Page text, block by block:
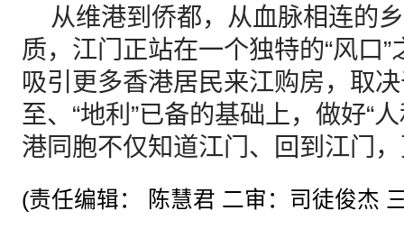
从维港到侨都，从血脉相连的
质，江门正站在一个独特的“风口
吸引更多香港居民来江购房，取
至、“地利”已备的基础上，做好“
港同胞不仅知道江门、回到江门
(责任编辑： 陈慧君 二审：司徒俊杰